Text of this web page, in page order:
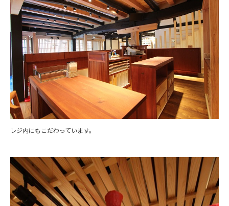
レジ内にもこだわっています。